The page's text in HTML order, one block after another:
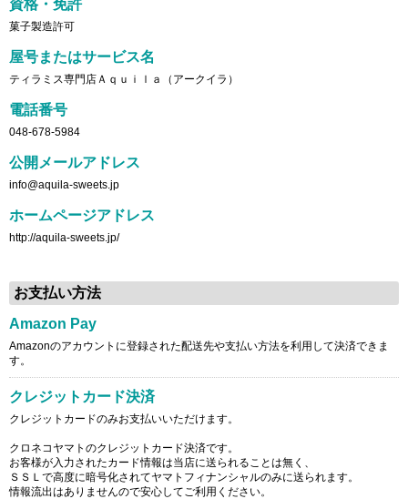
資格・免許
菓子製造許可
屋号またはサービス名
ティラミス専門店Ａｑｕｉｌａ（アークイラ）
電話番号
048-678-5984
公開メールアドレス
info@aquila-sweets.jp
ホームページアドレス
http://aquila-sweets.jp/
お支払い方法
Amazon Pay
Amazonのアカウントに登録された配送先や支払い方法を利用して決済できま
す。
クレジットカード決済
クレジットカードのみお支払いいただけます。
クロネコヤマトのクレジットカード決済です。
お客様が入力されたカード情報は当店に送られることは無く、
ＳＳＬで高度に暗号化されてヤマトフィナンシャルのみに送られます。
情報流出はありませんので安心してご利用ください。